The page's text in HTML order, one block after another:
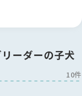
んの元で育った子な
をいただき、本当に
ったと思っていま
ーダーの子犬
10件